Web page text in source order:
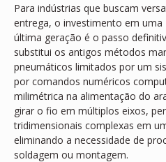
Para indústrias que buscam
entrega, o investimento em uma
última geração é o passo
substitui os antigos métodos
pneumáticos limitados por um
por comandos numéricos
milimétrica na alimentação do
girar o fio em múltiplos eixos,
tridimensionais complexas em
eliminando a necessidade de
soldagem ou montagem.